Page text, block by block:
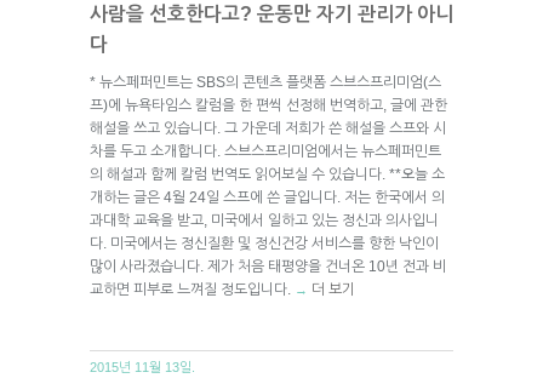
사람을 선호한다고? 운동만 자기 관리가 아니
다
* 뉴스페퍼민트는 SBS의 콘텐츠 플랫폼 스브스프리미엄(스
프)에 뉴욕타임스 칼럼을 한 편씩 선정해 번역하고, 글에 관한
해설을 쓰고 있습니다. 그 가운데 저희가 쓴 해설을 스프와 시
차를 두고 소개합니다. 스브스프리미엄에서는 뉴스페퍼민트
의 해설과 함께 칼럼 번역도 읽어보실 수 있습니다. **오늘 소
개하는 글은 4월 24일 스프에 쓴 글입니다. 저는 한국에서 의
과대학 교육을 받고, 미국에서 일하고 있는 정신과 의사입니
다. 미국에서는 정신질환 및 정신건강 서비스를 향한 낙인이
많이 사라졌습니다. 제가 처음 태평양을 건너온 10년 전과 비
교하면 피부로 느껴질 정도입니다.
→ 더 보기
2015년 11월 13일.